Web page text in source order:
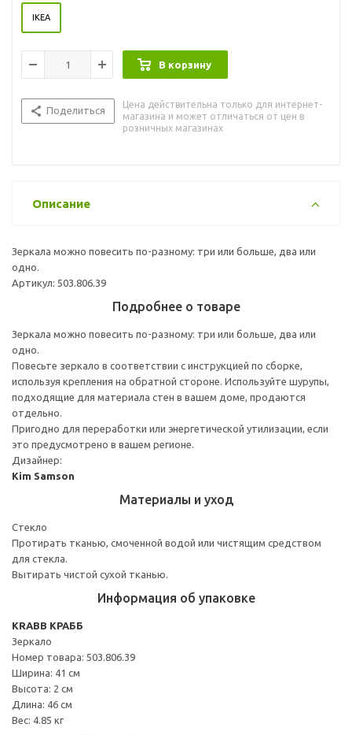
IKEA
В корзину
Поделиться
Цена действительна только для интернет-
магазина и может отличаться от цен в
розничных магазинах
Описание
Зеркала можно повесить по-разному: три или больше, два или
одно.
Артикул: 503.806.39
Подробнее о товаре
Зеркала можно повесить по-разному: три или больше, два или
одно.
Повесьте зеркало в соответствии с инструкцией по сборке,
используя крепления на обратной стороне. Используйте шурупы,
подходящие для материала стен в вашем доме, продаются
отдельно.
Пригодно для переработки или энергетической утилизации, если
это предусмотрено в вашем регионе.
Дизайнер:
Kim Samson
Материалы и уход
Стекло
Протирать тканью, смоченной водой или чистящим средством
для стекла.
Вытирать чистой сухой тканью.
Информация об упаковке
KRABB КРАББ
Зеркало
Номер товара: 503.806.39
Ширина: 41 см
Высота: 2 см
Длина: 46 см
Вес: 4.85 кг